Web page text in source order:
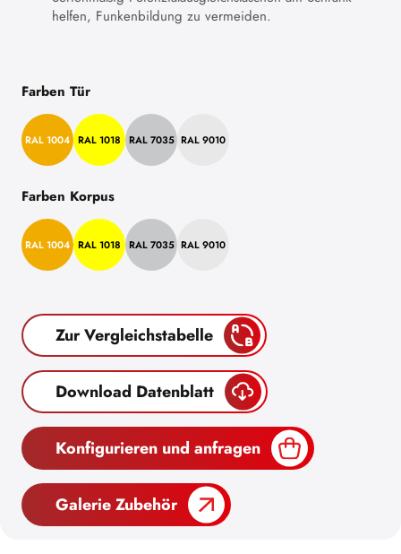
helfen, Funkenbildung zu vermeiden.
Farben Tür
RAL 1004 RAL 1018 RAL 7035 RAL 9010
Farben Korpus
RAL 1004 RAL 1018 RAL 7035 RAL 9010
Zur Vergleichstabelle
Download Datenblatt
Konfigurieren und anfragen
Galerie Zubehör